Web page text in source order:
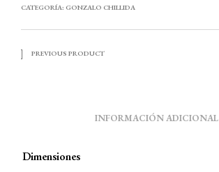
CATEGORÍA: GONZALO CHILLIDA
PREVIOUS PRODUCT
INFORMACIÓN ADICIONAL
Dimensiones